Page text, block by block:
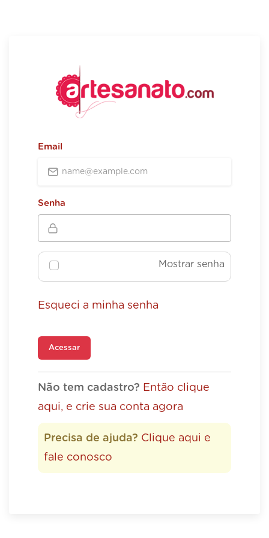
Email
Senha
Mostrar senha
Esqueci a minha senha
Acessar
Não tem cadastro? Então clique
aqui, e crie sua conta agora
Precisa de ajuda? Clique aqui e
fale conosco